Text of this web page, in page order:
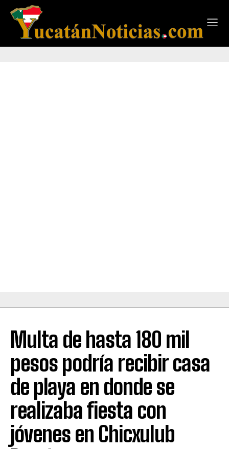
Multa de hasta 180 mil
pesos podría recibir casa
de playa en donde se
realizaba fiesta con
jóvenes en Chicxulub